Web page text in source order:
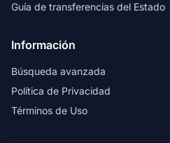
Guía de transferencias del Estado
Información
Búsqueda avanzada
Política de Privacidad
Términos de Uso